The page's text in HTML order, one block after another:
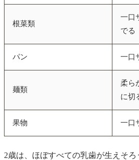
根菜類
一口
でる
パン 一口
麺類
柔ら
に切
果物 一口
2歳は、ほぼすべての乳歯が生えそ